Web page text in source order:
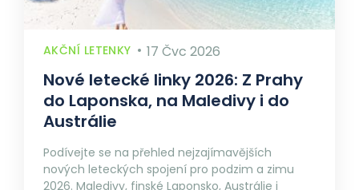
AKČNÍ LETENKY 17 Čvc 2026
Nové letecké linky 2026: Z Prahy
do Laponska, na Maledivy i do
Austrálie
Podívejte se na přehled nejzajímavějších
nových leteckých spojení pro podzim a zimu
2026. Maledivy, finské Laponsko, Austrálie i